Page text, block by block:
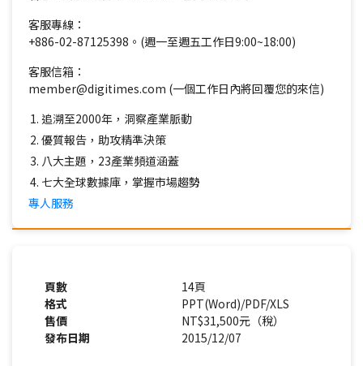
客服專線：
+886-02-87125398。(週一至週五工作日9:00~18:00)
客服信箱：
member@digitimes.com (一個工作日內將回覆您的來信)
追溯至2000年，洞察產業脈動
優質報告，助攻精準決策
八大主題，23產業頻道涵蓋
七大全球數據庫，掌握市場趨勢
專人服務
頁數
14頁
格式
PPT(Word)/PDF/XLS
售價
NT$31,500元（稅）
發布日期
2015/12/07